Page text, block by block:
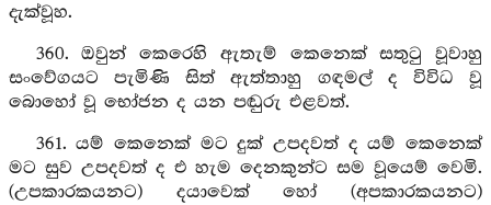
දැක්වූහ.
360. ඔවුන් කෙරෙහි ඇතැම් කෙනෙක් සතුටු වූවාහු
සංවේගයට පැමිණි සිත් ඇත්තාහු ගඳමල් ද විවිධ වූ
බොහෝ වූ භෝජන ද යන පඬුරු එළවත්.
361. යම් කෙනෙක් මට දුක් උපදවත් ද යම් කෙනෙක්
මට සුව උපදවත් ද එ හැම දෙනකුන්ට සම වූයෙම් වෙමි.
(උපකාරකයනට) දයාවෙක් හෝ (අපකාරකයනට)